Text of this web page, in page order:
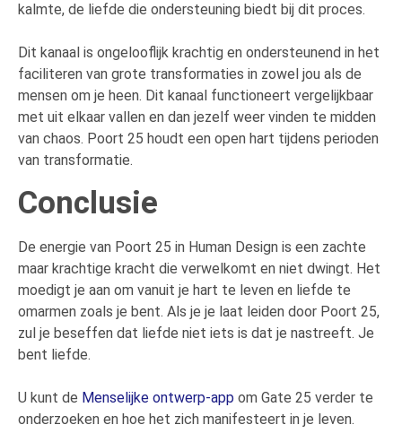
kalmte, de liefde die ondersteuning biedt bij dit proces.
Dit kanaal is ongelooflijk krachtig en ondersteunend in het
faciliteren van grote transformaties in zowel jou als de
mensen om je heen. Dit kanaal functioneert vergelijkbaar
met uit elkaar vallen en dan jezelf weer vinden te midden
van chaos. Poort 25 houdt een open hart tijdens perioden
van transformatie.
Conclusie
De energie van Poort 25 in Human Design is een zachte
maar krachtige kracht die verwelkomt en niet dwingt. Het
moedigt je aan om vanuit je hart te leven en liefde te
omarmen zoals je bent. Als je je laat leiden door Poort 25,
zul je beseffen dat liefde niet iets is dat je nastreeft. Je
bent liefde.
U kunt de Menselijke ontwerp-app om Gate 25 verder te
onderzoeken en hoe het zich manifesteert in je leven.